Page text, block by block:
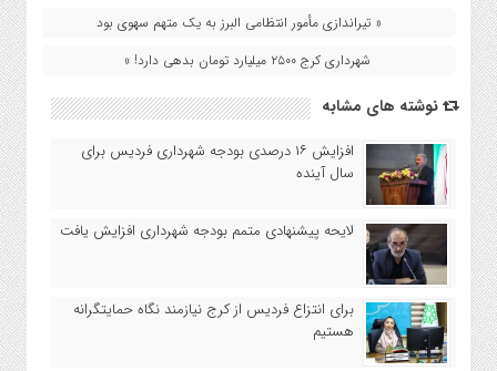
« تیراندازی مأمور انتظامی البرز به یک متهم سهوی بود
شهرداری کرج ۲۵۰۰ میلیارد تومان بدهی دارد! »
نوشته های مشابه
افزایش ۱۶ درصدی بودجه شهرداری فردیس برای
سال آینده
لایحه پیشنهادی متمم بودجه شهرداری افزایش یافت
برای انتزاع فردیس از کرج نیازمند نگاه حمایتگرانه
هستیم